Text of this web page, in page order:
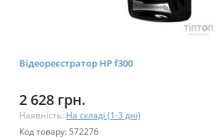
Відеореєстратор HP f300
2 628 грн.
Наявність: На складі (1-3 дні)
Код товару: 572276